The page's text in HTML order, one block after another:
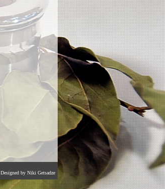
Designed by Niki Getsadze